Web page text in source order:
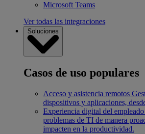
Microsoft Teams
Ver todas las integraciones
Soluciones
Casos de uso populares
Acceso y asistencia remotos
dispositivos y aplicaciones,
Experiencia digital del
problemas de TI de manera
impacten en la productividad.